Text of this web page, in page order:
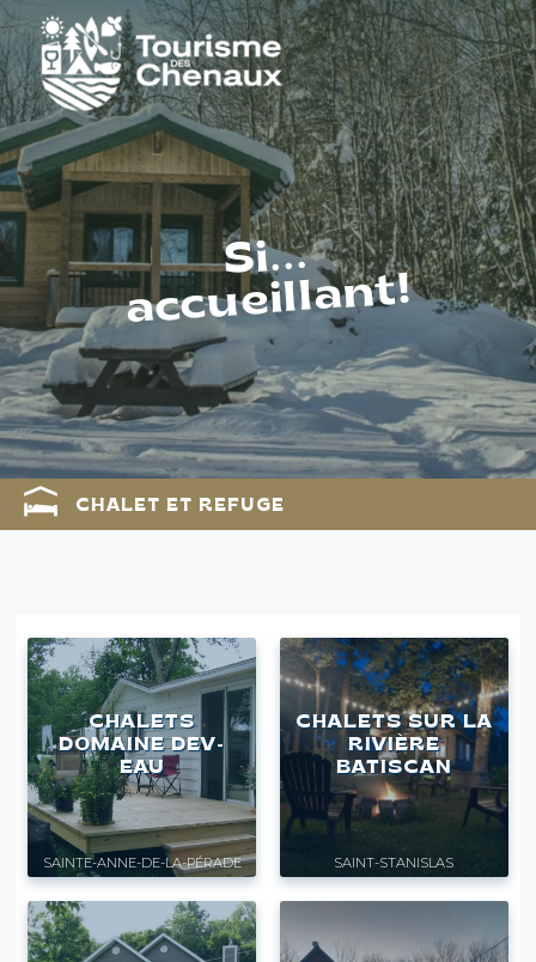
Si...
accueillant!
CHALET ET REFUGE
CHALETS
DOMAINE DEV-
EAU
SAINTE-ANNE-DE-LA-PÉRADE
CHALETS SUR LA
RIVIÈRE
BATISCAN
SAINT-STANISLAS